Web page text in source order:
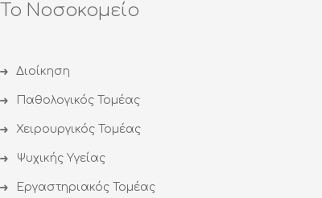
Το Νοσοκομείο
Διοίκηση
Παθολογικός Τομέας
Χειρουργικός Τομέας
Ψυχικής Υγείας
Εργαστηριακός Τομέας